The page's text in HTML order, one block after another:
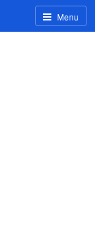
Menu